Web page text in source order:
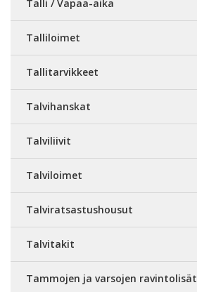
Talli / Vapaa-aika
Talliloimet
Tallitarvikkeet
Talvihanskat
Talviliivit
Talviloimet
Talviratsastushousut
Talvitakit
Tammojen ja varsojen ravintolisät